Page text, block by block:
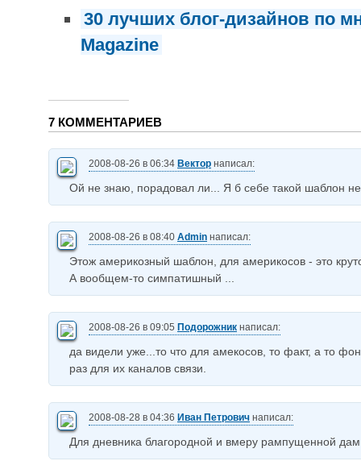
30 лучших блог-дизайнов по
Magazine
7 КОММЕНТАРИЕВ
2008-08-26 в 06:34 Вектор написал:
Ой не знаю, порадовал ли... Я б себе такой шаблон
2008-08-26 в 08:40 Admin написал:
Этож америкозный шаблон, для америкосов - это
А вообщем-то симпатишный ...
2008-08-26 в 09:05 Подорожник написал:
да видели уже...то что для амекосов, то факт, а то
раз для их каналов связи.
2008-08-28 в 04:36 Иван Петрович написал:
Для дневника благородной и вмеру рампущенной